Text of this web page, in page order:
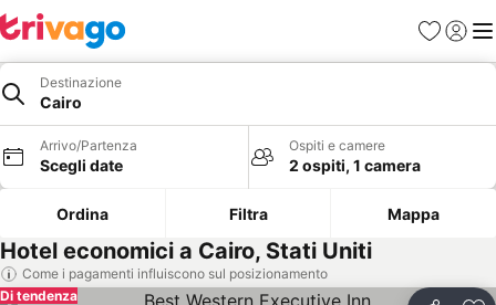
PreferitiAccedi
Destinazione
Cairo
Arrivo/Partenza
Scegli date
Ospiti e camere
2 ospiti, 1 camera
Ordina Filtra Mappa
Hotel economici a Cairo, Stati Uniti
Come i pagamenti influiscono sul posizionamento
Di tendenza